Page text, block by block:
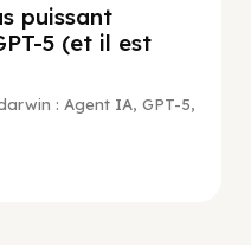
puissant
5 (et il est
: Agent IA, GPT-5,